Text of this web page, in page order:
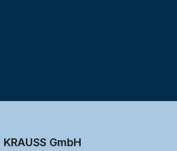
KRAUSS GmbH